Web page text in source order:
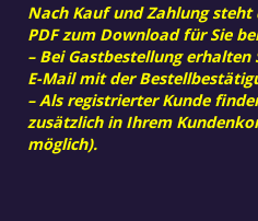
Nach Kauf und Zahlung
PDF zum Download für Sie
– Bei Gastbestellung
E-Mail mit der
– Als registrierter Kunde
zusätzlich in Ihrem
möglich).